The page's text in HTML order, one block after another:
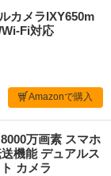
カメラIXY650m
Fi対応
Amazonで購入
万画素 スマホ
機能 デュアルス
カメラ